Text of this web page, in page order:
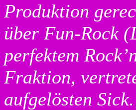
Produktion
über Fun-Rock
perfektem
Fraktion,
aufgelösten